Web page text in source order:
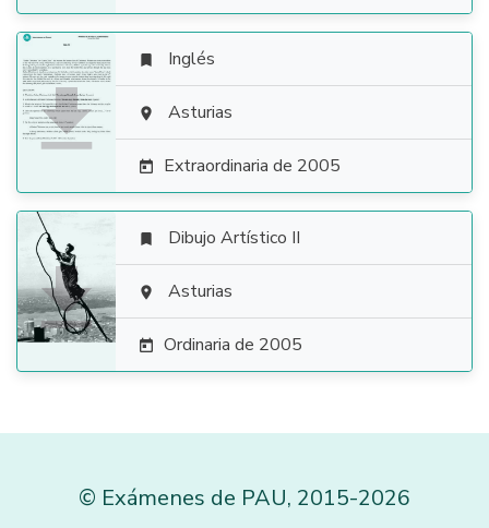

 Inglés
 Asturias
 Extraordinaria de 2005

 Dibujo Artístico II
 Asturias
 Ordinaria de 2005
© Exámenes de PAU, 2015-2026